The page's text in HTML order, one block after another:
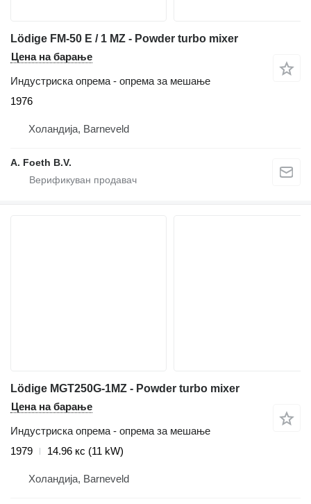
Lödige FM-50 E / 1 MZ - Powder turbo mixer
Цена на барање
Индустриска опрема - опрема за мешање
1976
Холандија, Barneveld
A. Foeth B.V.
Lödige MGT250G-1MZ - Powder turbo mixer
Цена на барање
Индустриска опрема - опрема за мешање
1979
14.96 кс (11 kW)
Холандија, Barneveld